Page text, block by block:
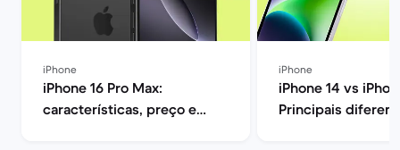
iPhone
iPhone 16 Pro Max:
características, preço e
iPhone
iPhone 14 vs
Principais